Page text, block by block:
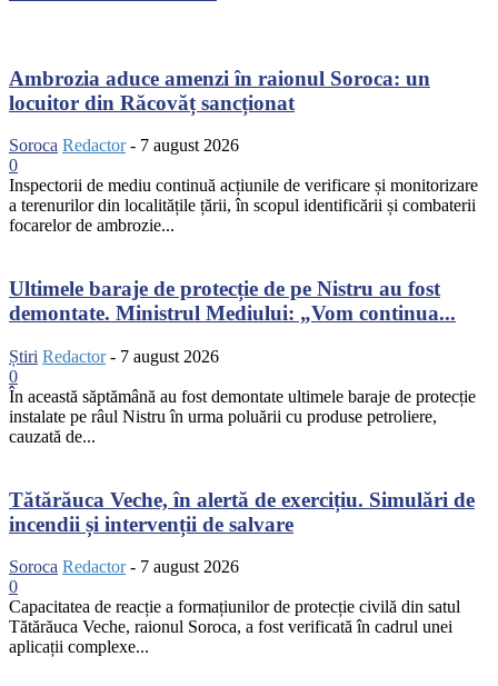
Ambrozia aduce amenzi în raionul Soroca: un
locuitor din Răcovăț sancționat
Soroca Redactor - 7 august 2026
0
Inspectorii de mediu continuă acțiunile de verificare și monitorizare
a terenurilor din localitățile țării, în scopul identificării și combaterii
focarelor de ambrozie...
Ultimele baraje de protecție de pe Nistru au fost
demontate. Ministrul Mediului: „Vom continua...
Știri Redactor - 7 august 2026
0
În această săptămână au fost demontate ultimele baraje de protecție
instalate pe râul Nistru în urma poluării cu produse petroliere,
cauzată de...
Tătărăuca Veche, în alertă de exercițiu. Simulări de
incendii și intervenții de salvare
Soroca Redactor - 7 august 2026
0
Capacitatea de reacție a formațiunilor de protecție civilă din satul
Tătărăuca Veche, raionul Soroca, a fost verificată în cadrul unei
aplicații complexe...